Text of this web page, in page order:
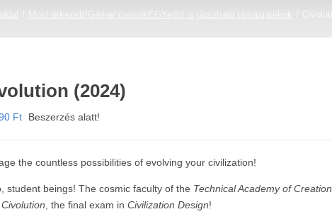
(2024)
Ft Beszerzés alatt!
the countless possibilities of evolving your civilization!
student beings! The cosmic faculty of the Technical Academy of Creation
Civolution , the final exam in Civilization Design!